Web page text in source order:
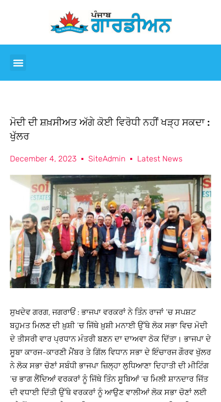
ਮੋਦੀ ਦੀ ਸ਼ਖ਼ਸੀਅਤ ਅੱਗੇ ਕੋਈ ਵਿਰੋਧੀ ਨਹੀਂ ਖੜ੍ਹ ਸਕਦਾ :
ਖੁੱਲਰ
December 4, 2023 SiteAdmin Latest News
ਸੁਖਦੇਵ ਗਰਗ, ਜਗਰਾਓਂ : ਭਾਜਪਾ ਵਰਕਰਾਂ ਨੇ ਤਿੰਨ ਰਾਜਾਂ ‘ਚ ਸਪਸ਼ਟ
ਬਹੁਮਤ ਮਿਲਣ ਦੀ ਖ਼ੁਸ਼ੀ ‘ਚ ਜਿੱਥੇ ਖ਼ੁਸ਼ੀ ਮਨਾਈ ਉੱਥੇ ਲੋਕ ਸਭਾ ਵਿਚ ਮੋਦੀ
ਦੇ ਤੀਸਰੀ ਵਾਰ ਪ੍ਰਧਾਨ ਮੰਤਰੀ ਬਣਨ ਦਾ ਦਾਅਵਾ ਠੋਕ ਦਿੱਤਾ। ਭਾਜਪਾ ਦੇ
ਸੂਬਾ ਕਾਰਜ-ਕਾਰਣੀ ਮੈਂਬਰ ਤੇ ਗਿੱਲ ਵਿਧਾਨ ਸਭਾ ਦੇ ਇੰਚਾਰਜ ਗੌਰਵ ਖੁੱਲਰ
ਨੇ ਲੋਕ ਸਭਾ ਚੋਣਾਂ ਸਬੰਧੀ ਭਾਜਪਾ ਜ਼ਿਲ੍ਹਾ ਲੁਧਿਆਣਾ ਦਿਹਾਤੀ ਦੀ ਮੀਟਿੰਗ
‘ਚ ਭਾਗ ਲੈਂਦਿਆਂ ਵਰਕਰਾਂ ਨੂੰ ਜਿੱਥੇ ਤਿੰਨ ਸੂਬਿਆਂ ‘ਚ ਮਿਲੀ ਸ਼ਾਨਦਾਰ ਜਿੱਤ
ਦੀ ਵਧਾਈ ਦਿੱਤੀ ਉੱਥੇ ਵਰਕਰਾਂ ਨੂੰ ਆਉਣ ਵਾਲੀਆਂ ਲੋਕ ਸਭਾ ਚੋਣਾਂ ਲਈ